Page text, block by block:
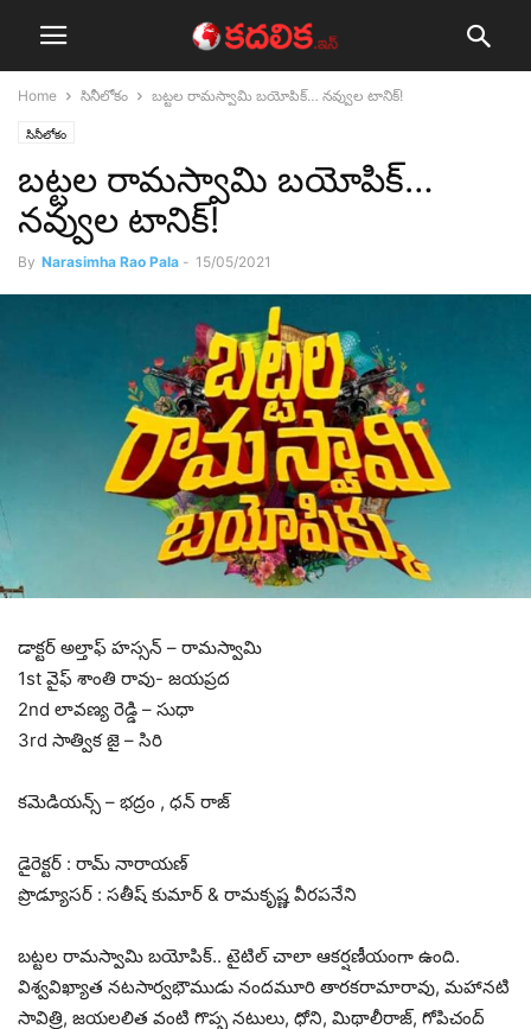
Home సినీలోకం బ‌ట్ట‌ల‌ రామ‌స్వామి బ‌యోపిక్‌… న‌వ్వుల టానిక్‌!
సినీలోకం
బ‌ట్ట‌ల‌ రామ‌స్వామి బ‌యోపిక్‌…
న‌వ్వుల టానిక్‌!
By Narasimha Rao Pala - 15/05/2021
డాక్ట‌ర్ అల్తాఫ్ హ‌స్స‌న్‌ – రామస్వామి
1st వైఫ్ శాంతి రావు- జయప్రద
2nd లావణ్య రెడ్డి – సుధా
3rd సాత్విక జై – సిరి
కమెడియన్స్ – భద్రం , ధన్ రాజ్
డైరెక్టర్ : రామ్ నారాయణ్
ప్రొడ్యూసర్ : సతీష్ కుమార్ & రామకృష్ణ వీరపనేని
బ‌ట్ట‌ల‌ రామ‌స్వామి బ‌యోపిక్‌.. టైటిల్ చాలా ఆక‌ర్ష‌ణీయంగా ఉంది.
విశ్వ‌విఖ్యాత న‌ట‌సార్వభౌముడు నంద‌మూరి తార‌క‌రామారావు, మ‌హాన‌టి
సావిత్రి, జ‌య‌ల‌లిత వంటి గొప్ప న‌టులు, ధోని, మిథాలీరాజ్‌, గోపిచంద్